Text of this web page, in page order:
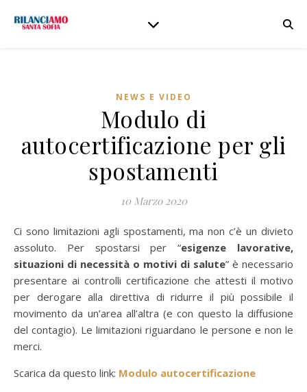
NEWS E VIDEO
Modulo di
autocertificazione per gli
spostamenti
10 Marzo 2020
Ci sono limitazioni agli spostamenti, ma non c’è un divieto
assoluto. Per spostarsi per “esigenze lavorative,
situazioni di necessità o motivi di salute” è necessario
presentare ai controlli certificazione che attesti il motivo
per derogare alla direttiva di ridurre il più possibile il
movimento da un’area all’altra (e con questo la diffusione
del contagio). Le limitazioni riguardano le persone e non le
merci.
Scarica da questo link: Modulo autocertificazione